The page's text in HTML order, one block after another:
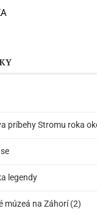
príbehy Stromu roka
legendy
múzeá na Záhorí (2)